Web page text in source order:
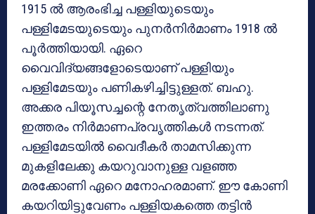
1915 ല്‍ ആരംഭിച്ച പള്ളിയുടെയും
പള്ളിമേടയുടെയും പുനര്‍നിര്‍മാണം 1918 ല്‍
പൂര്‍ത്തിയായി. ഏറെ
വൈവിദ്യങ്ങളോടെയാണ് പള്ളിയും
പള്ളിമേടയും പണികഴിച്ചിട്ടുള്ളത്. ബഹു.
അക്കര പിയൂസച്ചന്റെ നേതൃത്വത്തിലാണു
ഇത്തരം നിര്‍മാണപ്രവൃത്തികള്‍ നടന്നത്.
പള്ളിമേടയില്‍ വൈദീകര്‍ താമസിക്കുന്ന
മുകളിലേക്കു കയറുവാനുള്ള വളഞ്ഞ
മരക്കോണി ഏറെ മനോഹരമാണ്. ഈ കോണി
കയറിയിട്ടുവേണം പള്ളിയകത്തെ തട്ടിന്‍